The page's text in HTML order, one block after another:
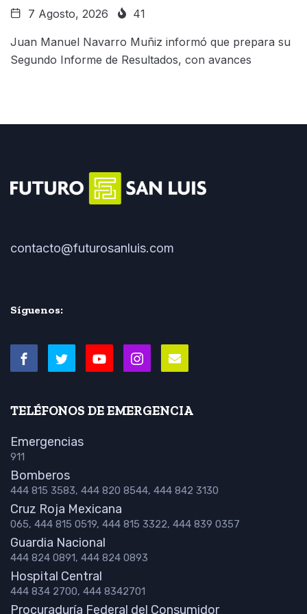
7 Agosto, 2026 41
Juan Manuel Navarro Muñiz informó que prepara su
Segundo Informe de Resultados, con avances
contacto@futurosanluis.com
Síguenos:
TELÉFONOS DE EMERGENCIA
Emergencias
911
Bomberos
444 815 3583, 444 820 8544, 444 842 3130
Cruz Roja Mexicana
065, 444 815 0519, 444 815 3322, 444 839 0357
Guardia Nacional
444 824 0891, 444 824 0893
Hospital Central
444 834 2700, 444 8342701
Procuraduría Federal del Consumidor